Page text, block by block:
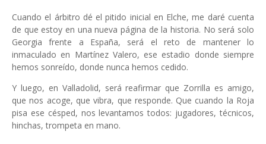
Cuando el árbitro dé el pitido inicial en Elche, me daré cuenta
de que estoy en una nueva página de la historia. No será solo
Georgia frente a España, será el reto de mantener lo
inmaculado en Martínez Valero, ese estadio donde siempre
hemos sonreído, donde nunca hemos cedido.
Y luego, en Valladolid, será reafirmar que Zorrilla es amigo,
que nos acoge, que vibra, que responde. Que cuando la Roja
pisa ese césped, nos levantamos todos: jugadores, técnicos,
hinchas, trompeta en mano.